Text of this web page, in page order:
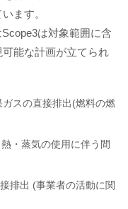
ます。
は対象範囲に含
能な計画が立てられ
スの直接排出(燃料の燃
・蒸気の使用に伴う間
排出 (事業者の活動に関